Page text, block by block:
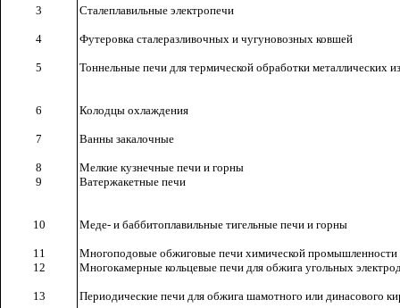
3 Сталеплавильные электропечи
4 Футеровка сталеразливочных и чугуновозных ковшей
5 Тоннельные печи для термической обработки металлических
6 Колодцы охлаждения
7 Ванны закалочные
8
Мелкие кузнечные печи и горны
9
Ватержакетные печи
10 Меде- и баббитоплавильные тигельные печи и горны
11
Многоподовые обжиговые печи химической промышленности
12
Многокамерные кольцевые печи для обжига угольных
13 Периодические печи для обжига шамотного или динасового